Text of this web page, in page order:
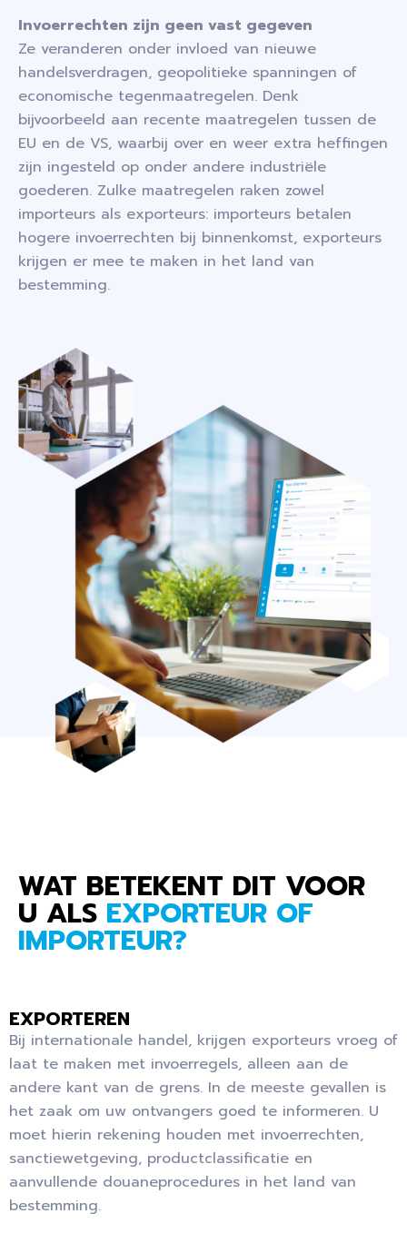
Invoerrechten zijn geen vast gegeven
Ze veranderen onder invloed van nieuwe
handelsverdragen, geopolitieke spanningen of
economische tegenmaatregelen. Denk
bijvoorbeeld aan recente maatregelen tussen de
EU en de VS, waarbij over en weer extra heffingen
zijn ingesteld op onder andere industriële
goederen. Zulke maatregelen raken zowel
importeurs als exporteurs: importeurs betalen
hogere invoerrechten bij binnenkomst, exporteurs
krijgen er mee te maken in het land van
bestemming.
WAT BETEKENT DIT VOOR
U ALS EXPORTEUR OF
IMPORTEUR?
EXPORTEREN
Bij internationale handel, krijgen exporteurs vroeg of
laat te maken met invoerregels, alleen aan de
andere kant van de grens. In de meeste gevallen is
het zaak om uw ontvangers goed te informeren. U
moet hierin rekening houden met invoerrechten,
sanctiewetgeving, productclassificatie en
aanvullende douaneprocedures in het land van
bestemming.